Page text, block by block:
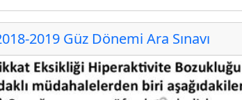
2019 Güz Dönemi Ara Sınavı